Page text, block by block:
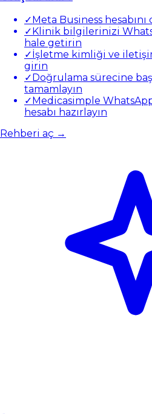
✓ Meta Business
✓ Klinik bilgilerinizi
hale getirin
✓İşletme kimliği ve
girin
✓ Doğrulama sürecine
tamamlayın
✓ Medicasimple
hesabı hazırlayın
Rehberi aç →